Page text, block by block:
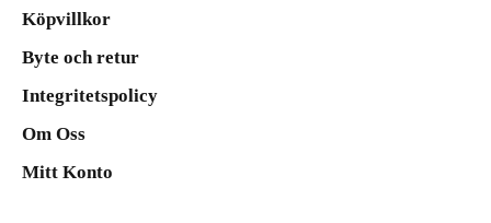
Köpvillkor
Byte och retur
Integritetspolicy
Om Oss
Mitt Konto